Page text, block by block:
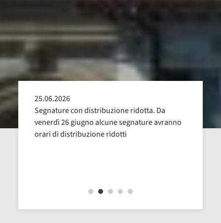
25.06.2026
Segnature con distribuzione ridotta. Da
venerdì 26 giugno alcune segnature avranno
orari di distribuzione ridotti